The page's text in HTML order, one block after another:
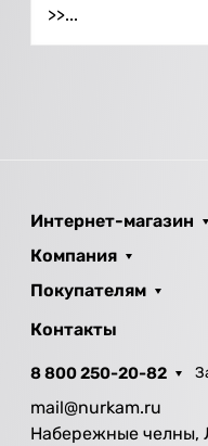
>>...
Интернет-магазин
Компания
Покупателям
Контакты
8 800 250-20-82
mail@nurkam.ru
Набережные челны,